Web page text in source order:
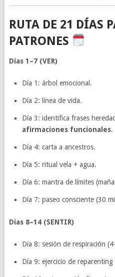
RUTA DE 21 DÍAS
PATRONES
Días 1–7 (VER)
Día 1: árbol emocional.
Día 2: línea de vida.
Día 3: identifica frases
afirmaciones funcionales.
Día 4: carta a ancestros.
Día 5: ritual vela + agua.
Día 6: mantra de límites
Día 7: paseo consciente (30
Días 8–14 (SENTIR)
Día 8: sesión de respiración
Día 9: ejercicio de